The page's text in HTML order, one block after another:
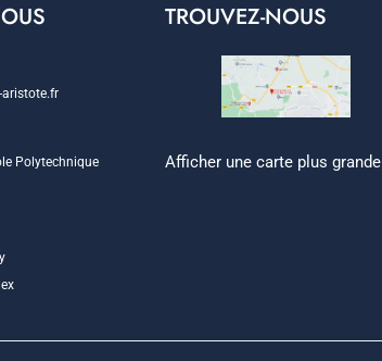
Polytechnique
TROUVEZ-NOUS
Afficher une carte plus grande